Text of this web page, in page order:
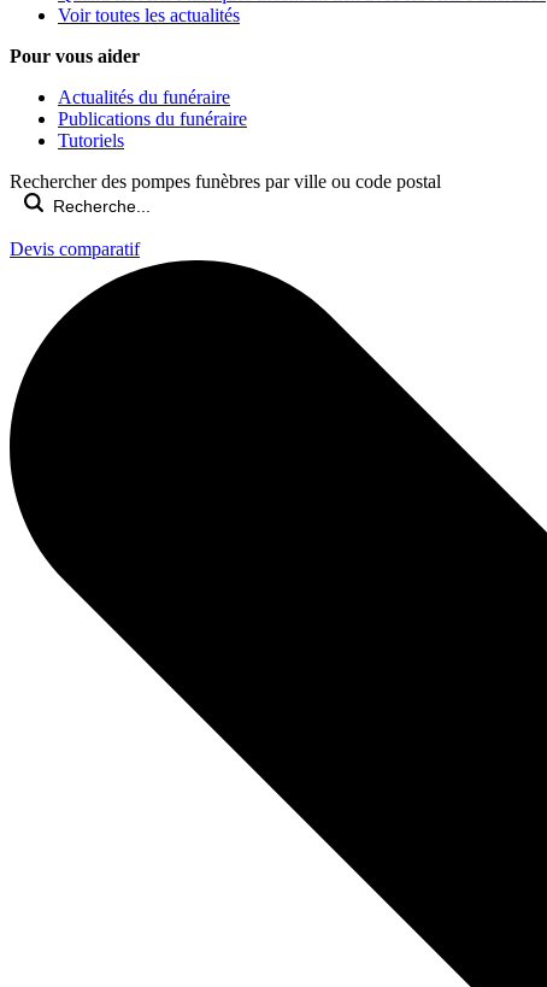
Voir toutes les actualités
Pour vous aider
Actualités du funéraire
Publications du funéraire
Tutoriels
Rechercher des pompes funèbres par ville ou code postal
Devis comparatif